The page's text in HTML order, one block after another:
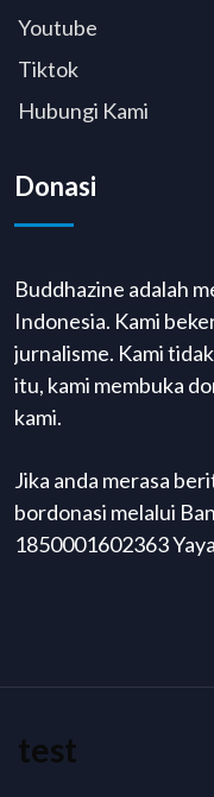
Youtube
Tiktok
Hubungi Kami
Donasi
Buddhazine adalah
Indonesia. Kami
jurnalisme. Kami
itu, kami membuka
kami.
Jika anda merasa
bordonasi melalui
1850001602363
test